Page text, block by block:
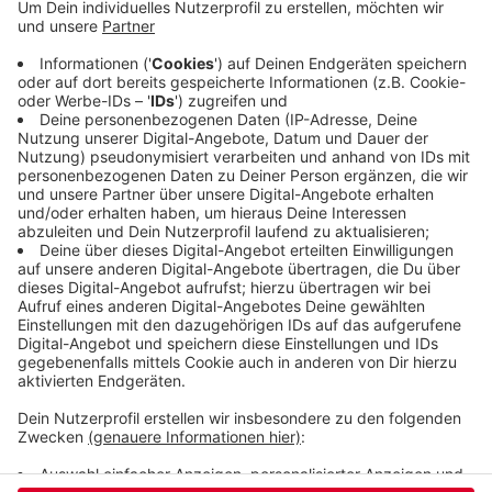
Familien selbständig gemacht. Die anderen Preise
gehen nach Solingen - an die Leiterin des dortigen
Frauenhauses und die Geschäftsführerin eines
großen Altenheims. 60 Frauen aus Wuppertal,
Solingen und Remscheid waren für den Preis
nominiert.
Veröffentlicht:Mittwoch, 15.03.2023 06:46
Anzeige
Anzeige